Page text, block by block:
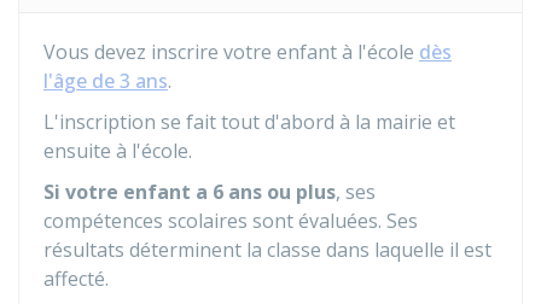
Vous devez inscrire votre enfant à l'école dès
l'âge de 3 ans.
L'inscription se fait tout d'abord à la mairie et
ensuite à l'école.
Si votre enfant a 6 ans ou plus, ses
compétences scolaires sont évaluées. Ses
résultats déterminent la classe dans laquelle il est
affecté.